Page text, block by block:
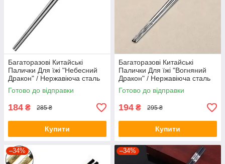
Багаторазові Китайські
Палички Для їжі "Небесний
Дракон" / Нержавіюча сталь
316L / 1 пара
Готово до відправки
184 ₴ 285 ₴
Купити
Багаторазові Китайські
Палички Для їжі "Вогняний
Дракон" / Нержавіюча сталь
304L / 1 пара
Готово до відправки
194 ₴ 295 ₴
Купити
–34% –34%